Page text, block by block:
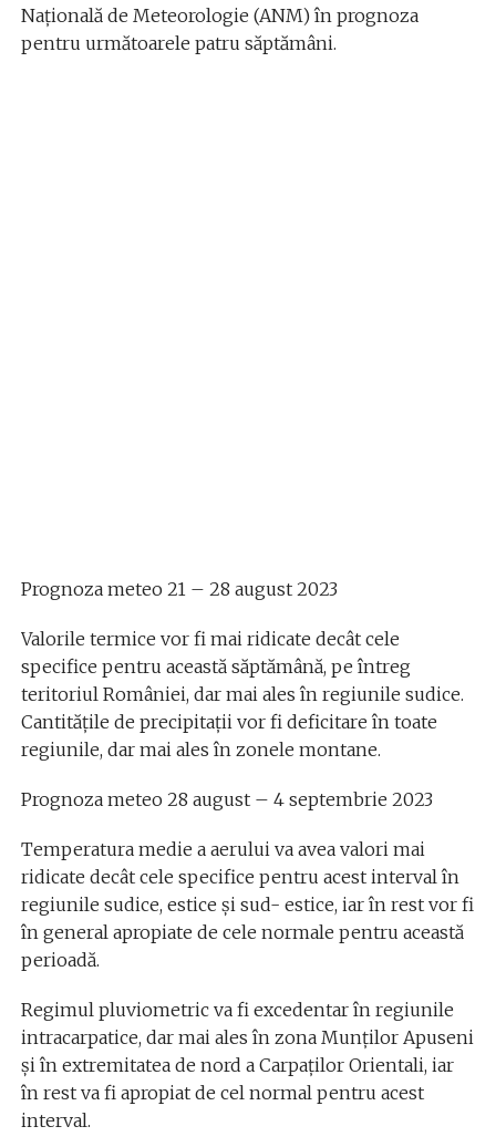
Națională de Meteorologie (ANM) în prognoza
pentru următoarele patru săptămâni.
Prognoza meteo 21 – 28 august 2023
Valorile termice vor fi mai ridicate decât cele
specifice pentru această săptămână, pe întreg
teritoriul României, dar mai ales în regiunile sudice.
Cantitățile de precipitații vor fi deficitare în toate
regiunile, dar mai ales în zonele montane.
Prognoza meteo 28 august – 4 septembrie 2023
Temperatura medie a aerului va avea valori mai
ridicate decât cele specifice pentru acest interval în
regiunile sudice, estice și sud- estice, iar în rest vor fi
în general apropiate de cele normale pentru această
perioadă.
Regimul pluviometric va fi excedentar în regiunile
intracarpatice, dar mai ales în zona Munților Apuseni
și în extremitatea de nord a Carpaților Orientali, iar
în rest va fi apropiat de cel normal pentru acest
interval.